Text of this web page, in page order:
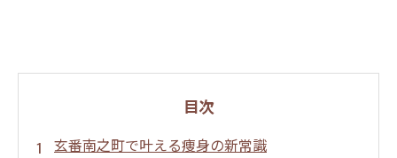
目次
玄番南之町で叶える痩身の新常識